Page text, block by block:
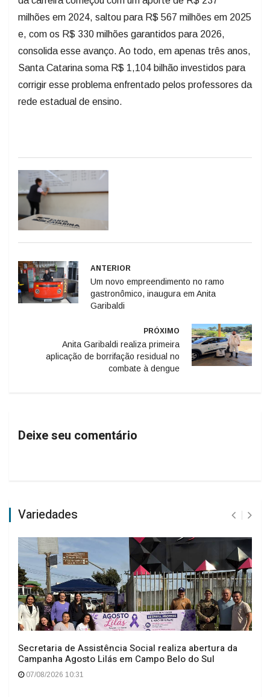
milhões em 2024, saltou para R$ 567 milhões em 2025
e, com os R$ 330 milhões garantidos para 2026,
consolida esse avanço. Ao todo, em apenas três anos,
Santa Catarina soma R$ 1,104 bilhão investidos para
corrigir esse problema enfrentado pelos professores da
rede estadual de ensino.
ANTERIOR
Um novo empreendimento no ramo
gastronômico, inaugura em Anita
Garibaldi
PRÓXIMO
Anita Garibaldi realiza primeira
aplicação de borrifação residual no
combate à dengue
Deixe seu comentário
Variedades
Secretaria de Assistência Social realiza abertura da
Campanha Agosto Lilás em Campo Belo do Sul
07/08/2026 10:31